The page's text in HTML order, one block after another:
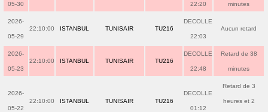
05-30 22:20 minutes
2026-
05-29
22:10:00 ISTANBUL TUNISAIR TU216
DECOLLE
22:03
Aucun retard
2026-
05-23
22:10:00 ISTANBUL TUNISAIR TU216
DECOLLE
22:48
Retard de 38
minutes
2026-
05-22
22:10:00 ISTANBUL TUNISAIR TU216
DECOLLE
01:12
Retard de 3
heures et 2